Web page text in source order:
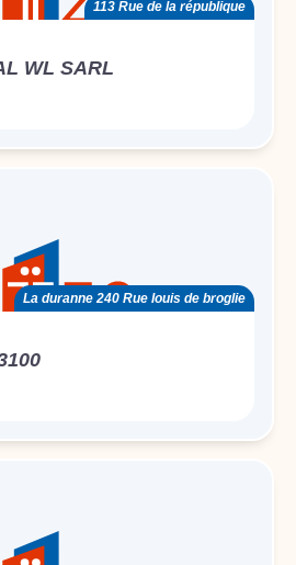
113 Rue de la république
WL SARL
La duranne 240 Rue louis de broglie